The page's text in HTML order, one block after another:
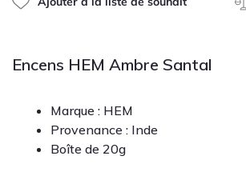
Encens HEM Ambre Santal
Marque : HEM
Provenance : Inde
Boîte de 20g